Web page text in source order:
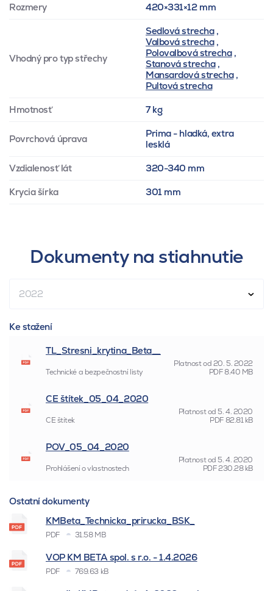
Rozmery 420×331×12 mm
Vhodný pro typ střechy
Sedlová strecha,
Valbová strecha,
Polovalbová strecha,
Stanová strecha,
Mansardová strecha,
Pultová strecha
Hmotnosť 7 kg
Povrchová úprava
Prima - hladká, extra
lesklá
Vzdialenosť lát 320-340 mm
Krycia šírka 301 mm
Dokumenty na stiahnutie
2022
Ke stažení
TL_Stresni_krytina_Beta__
Platnost od20. 5. 2022
Technické a bezpečnostní listy
PDF8.40 MB
CE štítek_05_04_2020
Platnost od 5. 4. 2020
CE štítek
PDF82.81 kB
POV_05_04_2020
Platnost od 5. 4. 2020
Prohlášení o vlastnostech
PDF230.28 kB
Ostatní dokumenty
KMBeta_Technicka_prirucka_BSK_
PDF 31.58 MB
VOP KM BETA spol. s r.o. - 1.4.2026
PDF 769.63 kB